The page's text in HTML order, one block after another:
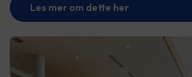
Les mer om dette her